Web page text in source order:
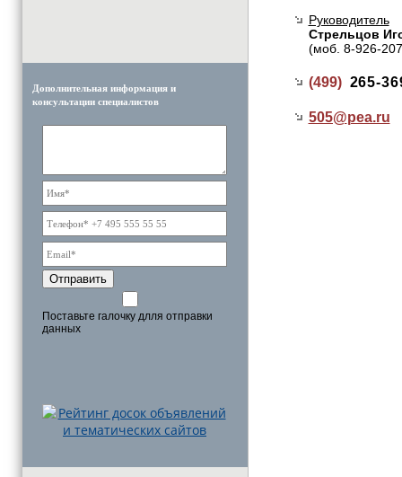
Дополнительная информация и
консультации специалистов
Отправить
Поставьте галочку длля отправки
данных
Руководитель
Стрельцов
(моб. 8-926-
(499) 265-
505@pea.ru